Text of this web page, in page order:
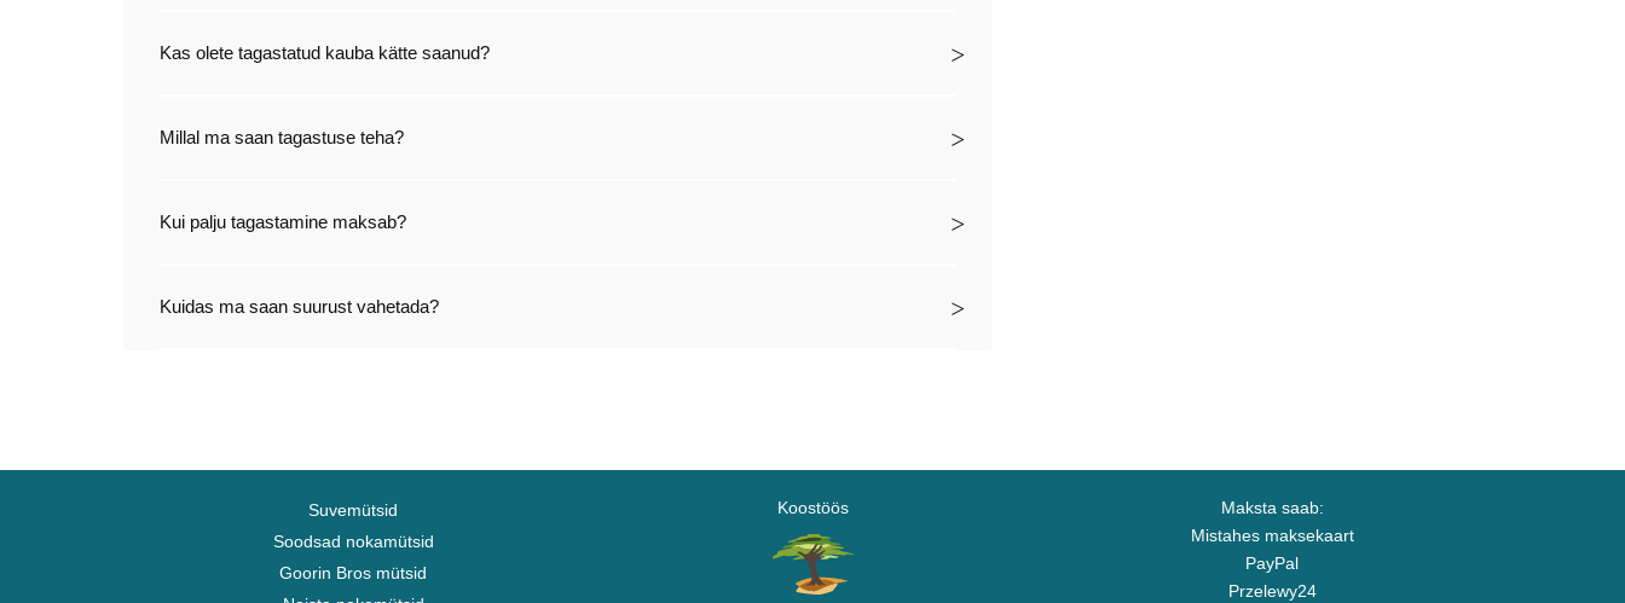
Kas olete tagastatud kauba kätte saanud?
Millal ma saan tagastuse teha?
Kui palju tagastamine maksab?
Kuidas ma saan suurust vahetada?
Suvemütsid
Soodsad nokamütsid
Goorin Bros mütsid
Koostöös
Maksta saab:
Mistahes maksekaart
PayPal
Przelewy24